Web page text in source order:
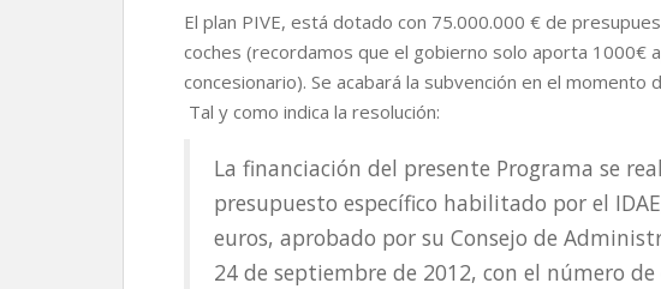
El plan PIVE, está dotado con 75.000.000 € de
coches (recordamos que el gobierno solo aporta 1000€
concesionario). Se acabará la subvención en el momento
Tal y como indica la resolución:
La financiación del presente Programa se
presupuesto específico habilitado por el
euros, aprobado por su Consejo de
24 de septiembre de 2012, con el número